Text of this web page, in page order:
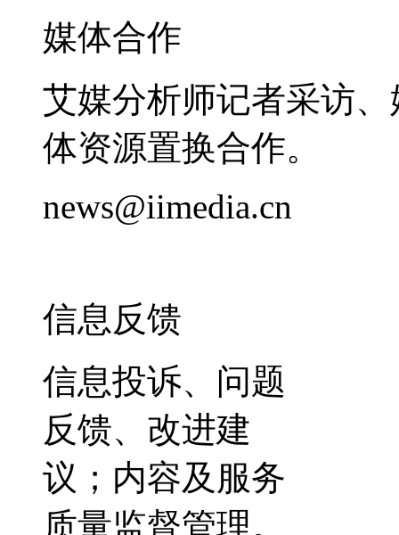
媒体合作
艾媒分析师记者采访
体资源置换合作。
news@iimedia.cn
信息反馈
信息投诉、问题
反馈、改进建
议；内容及服务
质量监督管理。